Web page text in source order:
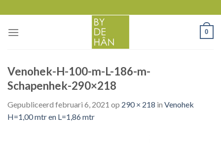
to
content
0
Venohek-H-100-m-L-186-m-
Schapenhek-290×218
Gepubliceerd februari 6, 2021 op 290 × 218 in Venohek
H=1,00 mtr en L=1,86 mtr